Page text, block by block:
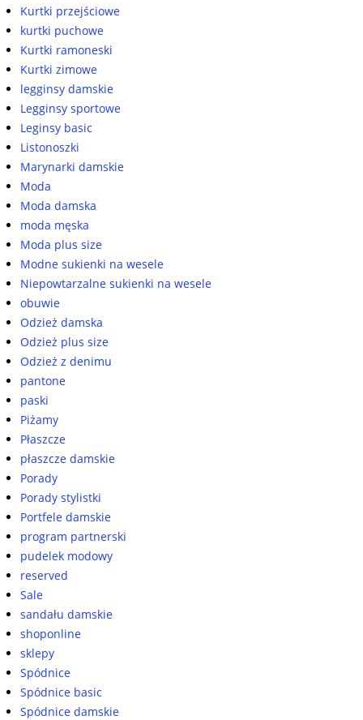
Kurtki przejściowe
kurtki puchowe
Kurtki ramoneski
Kurtki zimowe
legginsy damskie
Legginsy sportowe
Leginsy basic
Listonoszki
Marynarki damskie
Moda
Moda damska
moda męska
Moda plus size
Modne sukienki na wesele
Niepowtarzalne sukienki na wesele
obuwie
Odzież damska
Odzież plus size
Odzież z denimu
pantone
paski
Piżamy
Płaszcze
płaszcze damskie
Porady
Porady stylistki
Portfele damskie
program partnerski
pudelek modowy
reserved
Sale
sandału damskie
shoponline
sklepy
Spódnice
Spódnice basic
Spódnice damskie